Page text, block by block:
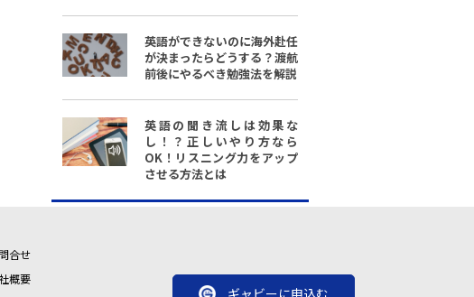
英語ができないのに海外赴任
が決まったらどうする？渡航
前後にやるべき勉強法を解説
英語の聞き流しは効果な
し！？正しいやり方なら
OK！リスニング力をアップ
させる方法とは
合せ
概要